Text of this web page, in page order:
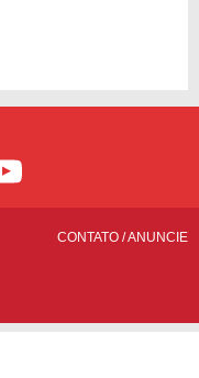
CONTATO /ANUNCIE